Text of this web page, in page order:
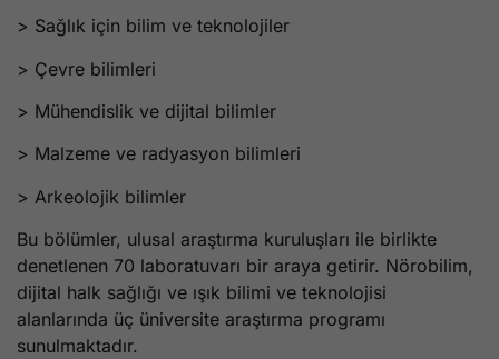
> Sağlık için bilim ve teknolojiler
> Çevre bilimleri
> Mühendislik ve dijital bilimler
> Malzeme ve radyasyon bilimleri
> Arkeolojik bilimler
Bu bölümler, ulusal araştırma kuruluşları ile birlikte
denetlenen 70 laboratuvarı bir araya getirir. Nörobilim,
dijital halk sağlığı ve ışık bilimi ve teknolojisi
alanlarında üç üniversite araştırma programı
sunulmaktadır.